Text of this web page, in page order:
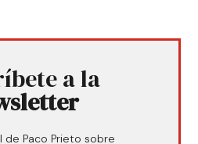
a la
de Paco Prieto sobre